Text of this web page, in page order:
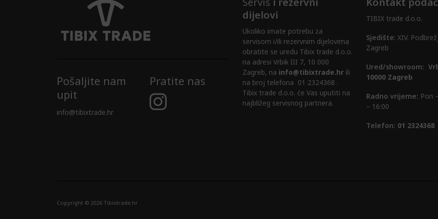
odabrati
na
stranici
proizvoda
Pošaljite nam
upit
info@tibixtrade.hr
Pratite nas
dijelovi
Ukoliko imate potrebu za
servisom i/ili rezervnim dijelovima
obratite se uredu Tibix trade d.o.o.
na adresi Vrbik III 7, 10 000
Zagreb, na info@tibixtrade.hrili
na broj telefona 01 2324368 .
Tibix trade d.o.o. će Vas uputiti na
najbližeg servisnog partnera.
TIBIX trade d.o.o.
Sjedište: XIV.
Zagreb
Ured/showroom:
10000 Zagreb
Radno vrijeme: Pon
– 16:00
Telefon: 01 2324368
Copyright © 2026 Tibixtrade.hr